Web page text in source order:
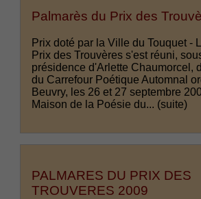
Palmarès du Prix des
Prix doté par la Ville du Touquet -
Prix des Trouvères s'est réuni,
présidence d'Arlette Chaumorcel,
du Carrefour Poétique Automnal
Beuvry, les 26 et 27 septembre
Maison de la Poésie du... (suite)
PALMARES DU PRIX DES
TROUVERES 2009